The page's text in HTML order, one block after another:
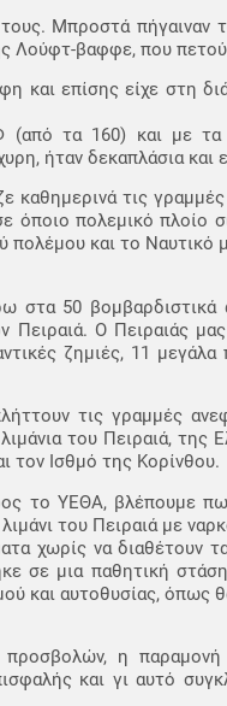
Μπροστά πήγαιναν
Λούφτ-βαφφε, που
και επίσης είχε στη
(από τα 160) και με
ήταν δεκαπλάσια
τις
όποιο πολεμικό
και το Ναυτικό
στα 50 βομβαρδιστικά
Πειραιά. Ο Πειραιάς
ζημιές, 11 μεγάλα
τις γραμμές
του Πειραιά,
τον Ισθμό της Κορίνθου.
το ΥΕΘΑ, βλέπουμε
του Πειραιά με
χωρίς να διαθέτουν
σε μια παθητική
και αυτοθυσίας, όπως
η
και γι αυτό